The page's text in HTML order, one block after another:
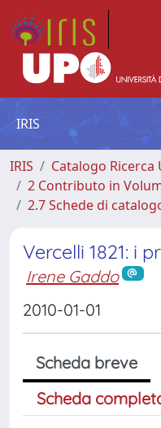
IRIS
IRIS
Catalogo Ricerca
2 Contributo in
2.7 Schede di
Vercelli 1821: i
Irene Gaddo
2010-01-01
Scheda breve
Scheda